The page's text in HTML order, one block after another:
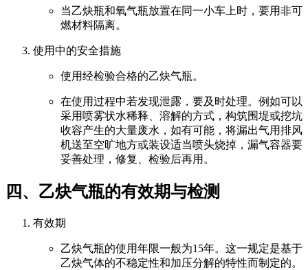
当乙炔瓶和氧气瓶放置在同一小车上时，要用非可
燃材料隔离。
使用中的安全措施
使用经检验合格的乙炔气瓶。
在使用过程中若发现泄露，要及时处理。例如可以
采用喷雾状水稀释、溶解的方式，构筑围堤或挖坑
收容产生的大量废水，如有可能，将漏出气用排风
机送至空旷地方或装设适当喷头烧掉，漏气容器要
妥善处理，修复、检验后再用。
四、乙炔气瓶的有效期与检测
有效期
乙炔气瓶的使用年限一般为15年。这一规定是基于
乙炔气体的不稳定性和加压分解的特性而制定的。